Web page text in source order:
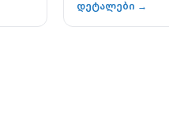
დეტალები →